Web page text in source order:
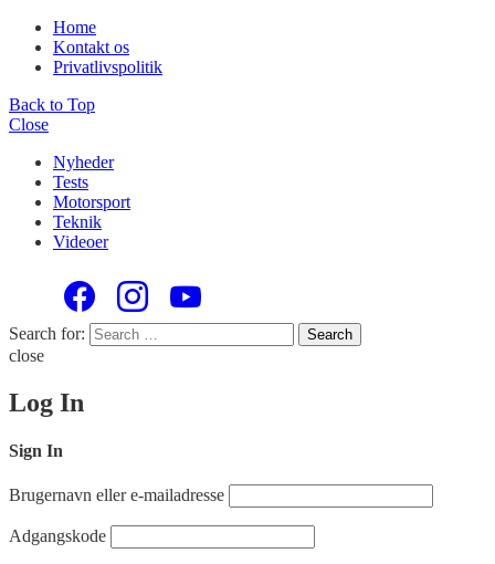
Home
Kontakt os
Privatlivspolitik
Back to Top
Close
Nyheder
Tests
Motorsport
Teknik
Videoer
Search for: Search
close
Log In
Sign In
Brugernavn eller e-mailadresse
Adgangskode